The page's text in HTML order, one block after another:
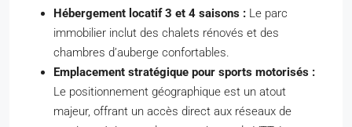
Hébergement locatif 3 et 4 saisons : Le parc
immobilier inclut des chalets rénovés et des
chambres d’auberge confortables.
Emplacement stratégique pour sports motorisés :
Le positionnement géographique est un atout
majeur, offrant un accès direct aux réseaux de